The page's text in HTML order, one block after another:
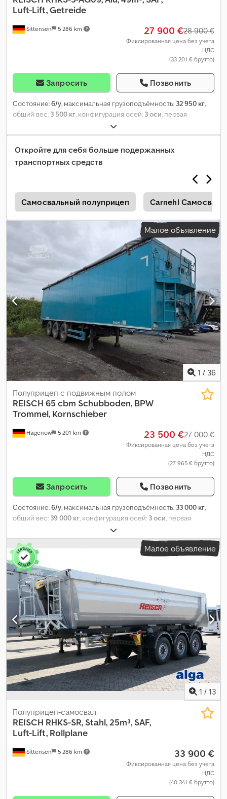
Sittensen 5 286 km
Luft-Lift, Getreide
27 900 €28 900 €
Фиксированная цена без учета
НДС
(33 201 € брутто)
Запросить Позвонить
Состояние:б/у, максимальная грузоподъёмность: 32 950 кг,
общий вес: 3 500 кг, конфигурация осей: 3 оси, первая
, длина грузового отсека:
ширина пространства для загрузки:2 450 мм, высота
грузового отсека:
2 100 мм
, общая ширина: , общая высота:
Оборудование:ABS,
Откройте для себя больше подержанных
транспортных средств
Самосвальный полуприцеп Carnehl Самосвал
Малое объявление
1 / 36
Hagenow 5 201 km
Полуприцеп с подвижным полом
REISCH 65 cbm Schubboden, BPW
Trommel, Kornschieber
23 500 €27 000 €
Фиксированная цена без учета
НДС
(27 965 € брутто)
Запросить Позвонить
Состояние:б/у, максимальная грузоподъёмность: 33 000 кг,
общий вес: 39 000 кг, конфигурация осей: 3 оси, первая
, следующая проверка (TÜV):
объем грузового пространства:65 м³, общая ширина:2 550
мм, общая высота: , Год выпуска: 2020, Оборудование:
ABS,
Малое объявление
1 / 13
Sittensen 5 286 km
Полуприцеп-самосвал
REISCH RHKS-SR, Stahl, 25m³, SAF,
Luft-Lift, Rollplane
33 900 €
Фиксированная цена без учета
НДС
(40 341 € брутто)